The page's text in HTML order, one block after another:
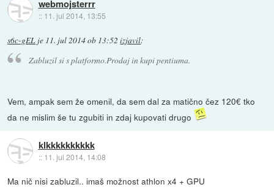
webmojsterrr
:: 11. jul 2014, 13:55
s6c-gEL je 11. jul 2014 ob 13:52 izjavil:
Zabluzil si s platformo.Prodaj in kupi pentiuma.
Vem, ampak sem že omenil, da sem dal za matično čez 120€ tko
da ne mislim še tu zgubiti in zdaj kupovati drugo
klkkkkkkkkkk
:: 11. jul 2014, 14:08
Ma nič nisi zabluzil.. imaš možnost athlon x4 + GPU